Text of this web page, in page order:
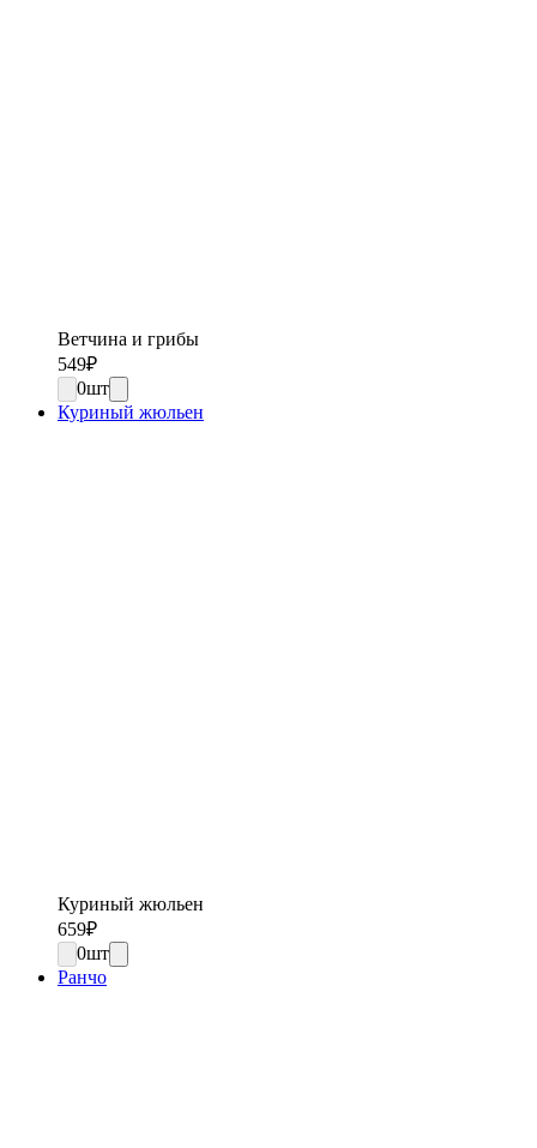
Ветчина и грибы
549₽
0шт
Куриный жюльен
Куриный жюльен
659₽
0шт
Ранчо